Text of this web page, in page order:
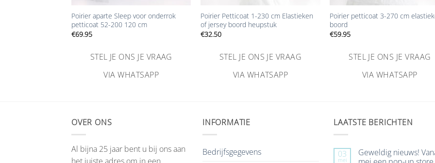
Poirier aparte Sleep voor onderrok
petticoat 52-200 120 cm
€69.95
STEL JE ONS JE VRAAG
VIA WHATSAPP
Poirier Petticoat 1-230 cm Elastieken
of jersey boord heupstuk
€32.50
STEL JE ONS JE VRAAG
VIA WHATSAPP
Poirier petticoat 3-270 cm
boord
€59.95
STEL JE ONS JE VRAAG
VIA WHATSAPP
OVER ONS
Al bijna 25 jaar bent u bij ons aan
het juiste adres om in een
INFORMATIE
Bedrijfsgegevens
LAATSTE BERICHTEN
03
mei
Geweldig nieuws!